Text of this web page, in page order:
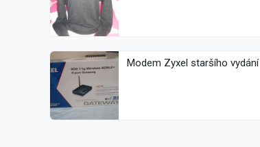
Modem Zyxel staršího vydání